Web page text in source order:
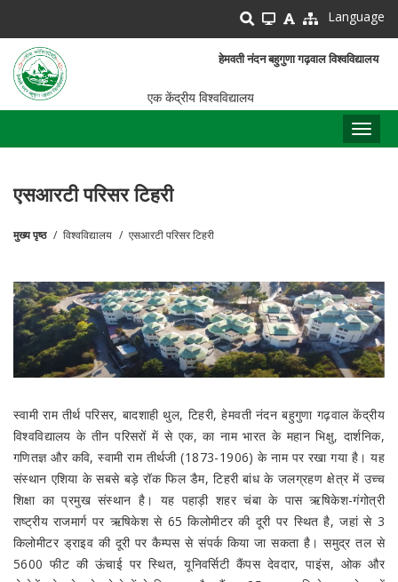
main
content
Language
हेमवती नंदन बहुगुणा गढ़वाल विश्वविद्यालय
एक केंद्रीय विश्वविद्यालय
एसआरटी परिसर टिहरी
मुख्य पृष्ठ विश्वविद्यालय एसआरटी परिसर टिहरी
स्वामी राम तीर्थ परिसर, बादशाही थुल, टिहरी, हेमवती नंदन बहुगुणा गढ़वाल केंद्रीय
विश्वविद्यालय के तीन परिसरों में से एक, का नाम भारत के महान भिक्षु, दार्शनिक,
गणितज्ञ और कवि, स्वामी राम तीर्थजी (1873-1906) के नाम पर रखा गया है। यह
संस्थान एशिया के सबसे बड़े रॉक फिल डैम, टिहरी बांध के जलग्रहण क्षेत्र में उच्च
शिक्षा का प्रमुख संस्थान है। यह पहाड़ी शहर चंबा के पास ऋषिकेश-गंगोत्री
राष्ट्रीय राजमार्ग पर ऋषिकेश से 65 किलोमीटर की दूरी पर स्थित है, जहां से 3
किलोमीटर ड्राइव की दूरी पर कैम्पस से संपर्क किया जा सकता है। समुद्र तल से
5600 फीट की ऊंचाई पर स्थित, यूनिवर्सिटी कैंपस देवदार, पाइंस, ओक और